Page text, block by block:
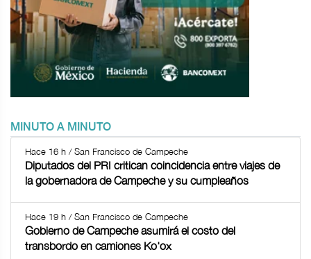
MINUTO A MINUTO
Hace 16 h / San Francisco de Campeche
Diputados del PRI critican coincidencia entre viajes de
la gobernadora de Campeche y su cumpleaños
Hace 19 h / San Francisco de Campeche
Gobierno de Campeche asumirá el costo del
transbordo en camiones Ko'ox